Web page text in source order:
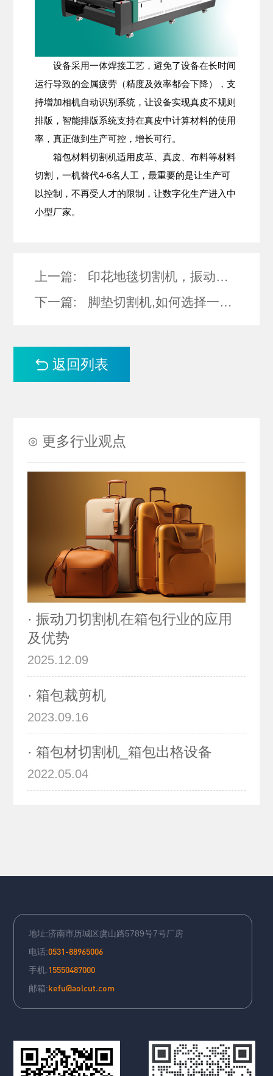
设备采用一体焊接工艺，避免了设备在长时间
运行导致的金属疲劳（精度及效率都会下降），支
持增加相机自动识别系统，让设备实现真皮不规则
排版，智能排版系统支持在真皮中计算材料的使用
率，真正做到生产可控，增长可行。
箱包材料切割机适用皮革、真皮、布料等材料
切割，一机替代4-6名人工，最重要的是让生产可
以控制，不再受人才的限制，让数字化生产进入中
小型厂家。
上一篇:
印花地毯切割机，振动刀切割机
下一篇:
脚垫切割机,如何选择一台脚垫切割机
返回列表
⊙ 更多行业观点
· 振动刀切割机在箱包行业的应用
及优势
2025.12.09
· 箱包裁剪机
2023.09.16
· 箱包材切割机_箱包出格设备
2022.05.04
地址:济南市历城区虞山路5789号7号厂房
电话:0531-88965006
手机:15550487000
邮箱:kefu@aolcut.com